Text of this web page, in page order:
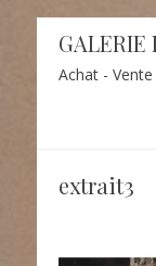
GALERIE
Achat -
extrait3